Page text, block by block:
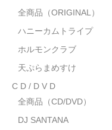
Japanese Rap
MotiveRecords
グ ッ ズ
全商品（ORIGINAL）
ハニーカムトライプ
ホルモンクラブ
天ぷらまめすけ
C D / D V D
全商品（CD/DVD）
DJ SANTANA